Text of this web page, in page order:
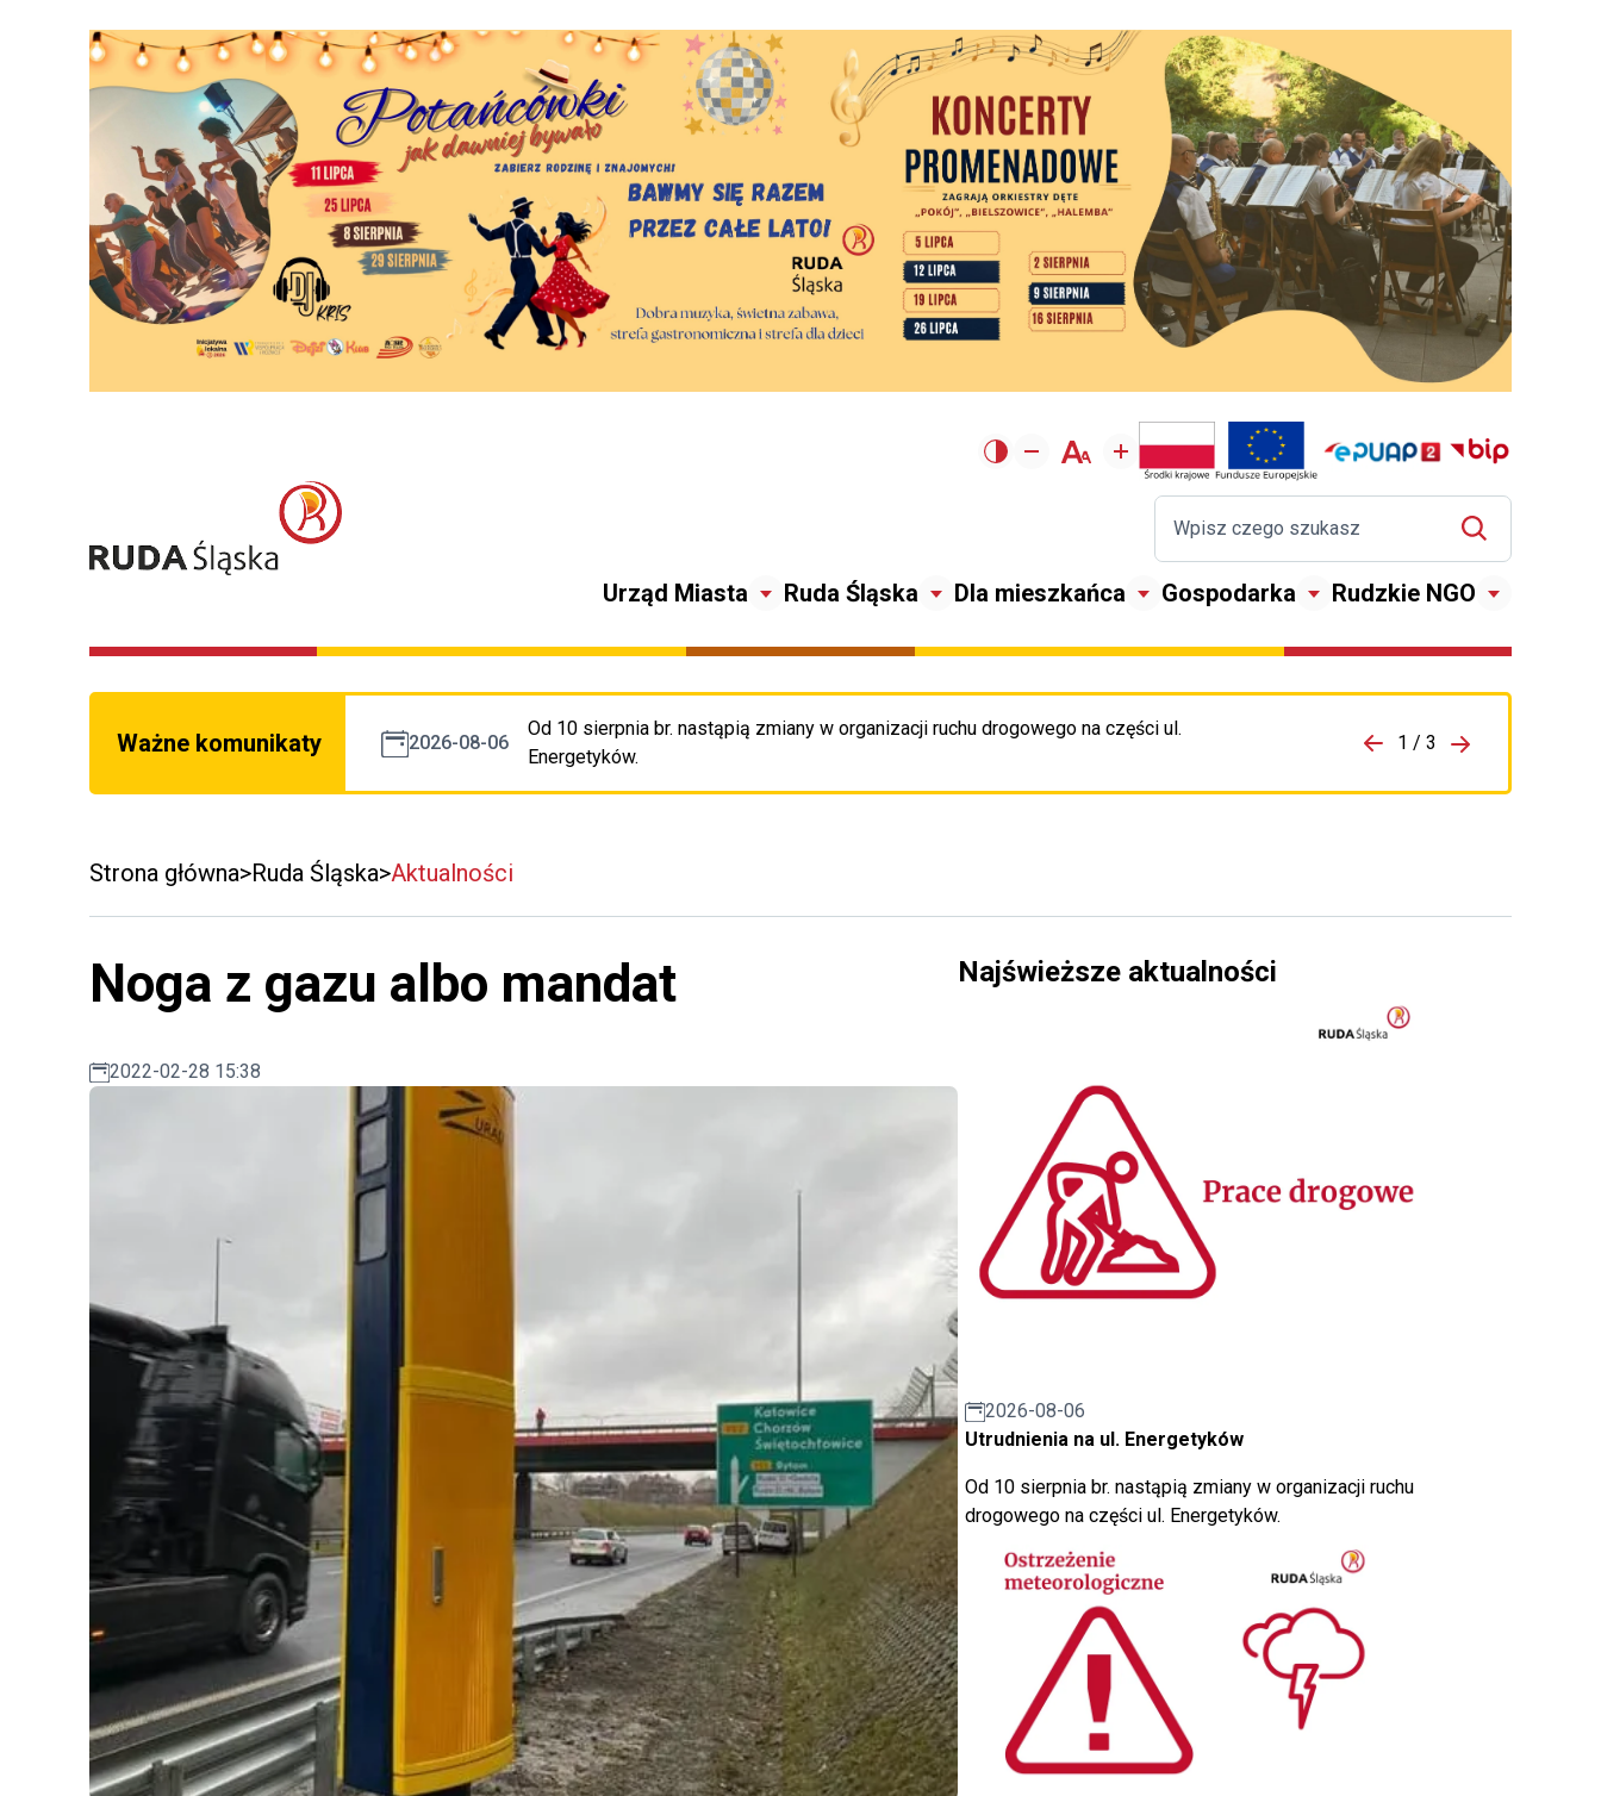
Urząd Miasta Ruda Śląska Dla mieszkańca Gospodarka Rudzkie NGO
Ważne komunikaty 2026-08-06
Od 10 sierpnia br. nastąpią zmiany w organizacji ruchu drogowego na części ul.
Energetyków.
Przejdź do porzpedniego komunikatu 1 / 3
Przejdź do
Strona główna Ruda Śląska Aktualności
Noga z gazu albo mandat
2022-02-28 15:38
Najświeższe aktualności
2026-08-06
Utrudnienia na ul. Energetyków
Od 10 sierpnia br. nastąpią zmiany w organizacji ruchu
drogowego na części ul. Energetyków.